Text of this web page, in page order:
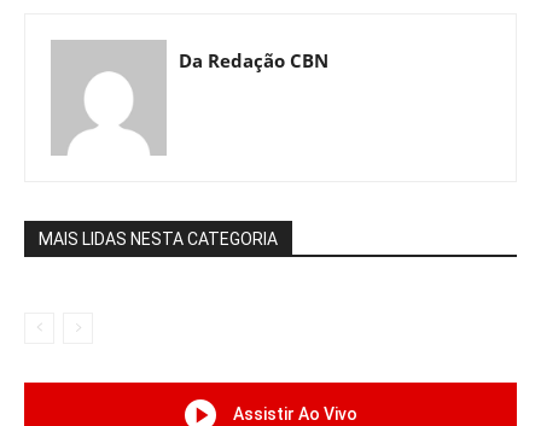
Da Redação CBN
MAIS LIDAS NESTA CATEGORIA
Assistir Ao Vivo